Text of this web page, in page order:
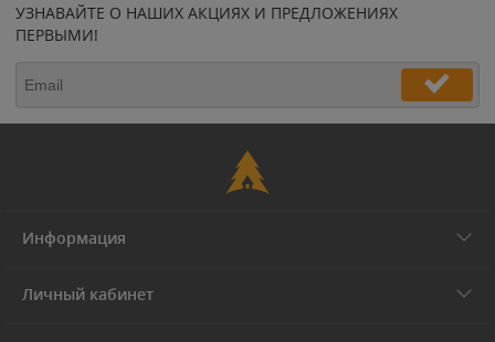
УЗНАВАЙТЕ О НАШИХ АКЦИЯХ И ПРЕДЛОЖЕНИЯХ
ПЕРВЫМИ!
Информация
Личный кабинет